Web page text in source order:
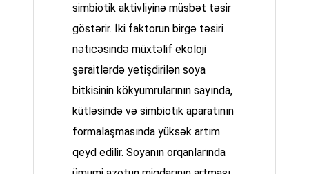
simbiotik aktivliyinə müsbət təsir
göstərir. İki faktorun birgə təsiri
nəticəsində müxtəlif ekoloji
şəraitlərdə yetişdirilən soya
bitkisinin kökyumrularının sayında,
kütləsində və simbiotik aparatının
formalaşmasında yüksək artım
qeyd edilir. Soyanın orqanlarında